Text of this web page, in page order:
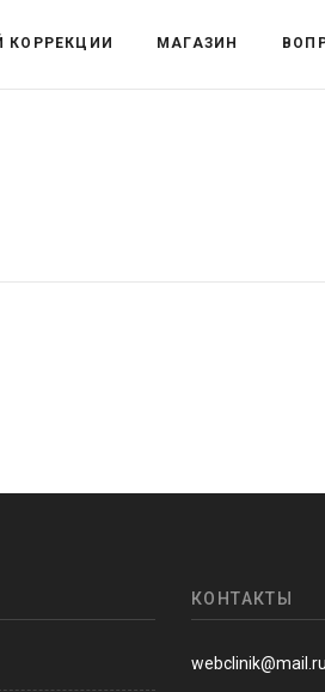
КОРРЕКЦИИ МАГАЗИН
КОНТАКТЫ
webclinik@mail.ru